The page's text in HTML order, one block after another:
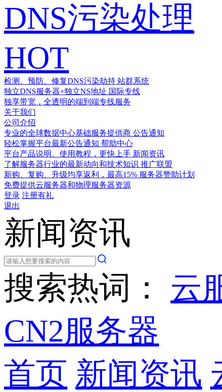
DNS污染处理
HOT
检测、预防、修复DNS污染劫持 站群系统
独立DNS服务器+独立NS地址 国际专线
独享带宽，全透明的端到端专线服务
关于我们
公司介绍
专业的全球数据中心基础服务提供商 公告通知
轻松掌握平台最新公告通知 帮助中心
平台产品说明、使用教程，更快上手 新闻资讯
了解服务器行业的最新动向和技术知识 推广联盟
新购、复购、升级均享返利，最高15% 服务器赞助计划
免费提供云服务器和物理服务器资源
登录 注册有礼
退出
新闻资讯
搜索热词： 云
CN2服务器
首页 新闻资讯